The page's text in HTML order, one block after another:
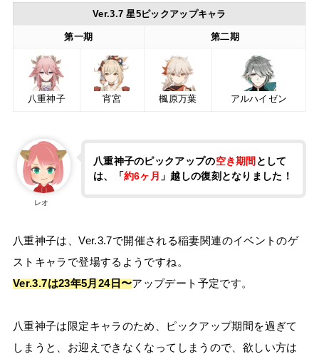
Ver.3.7 星5ピックアップキャラ
第一期 第二期
八重神子 宵宮 楓原万葉 アルハイゼン
レオ
八重神子のピックアップの空き期間 として
は、「約6ヶ月 」越しの復刻となりました！
八重神子は、Ver.3.7で開催される稲妻関連のイベントのゲ
ストキャラで登場するようですね。
Ver.3.7は23年5月24日〜アップデート予定です。
八重神子は限定キャラのため、ピックアップ期間を過ぎて
しまうと、お迎えできなくなってしまうので、欲しい方は